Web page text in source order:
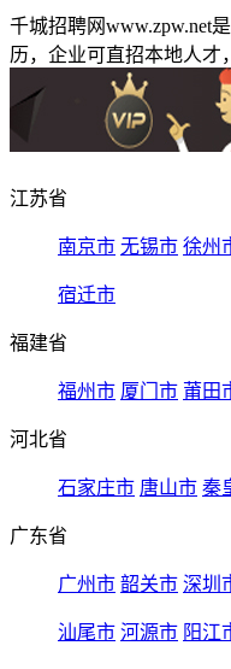
千城招聘网www.zpw.net
历，企业可直招本地人才
江苏省
南京市 无锡市 徐州
宿迁市
福建省
福州市 厦门市 莆田
河北省
石家庄市 唐山市 秦
广东省
广州市 韶关市 深圳
汕尾市 河源市 阳江